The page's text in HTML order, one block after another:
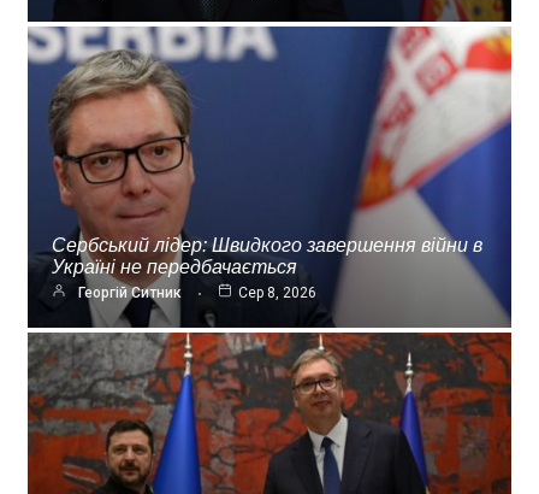
Сербський лідер: Швидкого завершення війни в
Україні не передбачається
Георгій Ситник Сер 8, 2026